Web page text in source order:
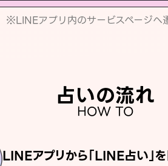
※LINEアプリ内のサービスページへ
占いの流れ
HOW TO
LINEアプリから「LINE占い」